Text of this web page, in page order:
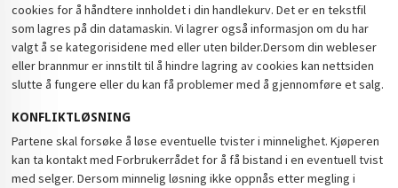
cookies for å håndtere innholdet i din handlekurv. Det er en tekstfil
som lagres på din datamaskin. Vi lagrer også informasjon om du har
valgt å se kategorisidene med eller uten bilder.Dersom din webleser
eller brannmur er innstilt til å hindre lagring av cookies kan nettsiden
slutte å fungere eller du kan få problemer med å gjennomføre et salg.
KONFLIKTLØSNING
Partene skal forsøke å løse eventuelle tvister i minnelighet. Kjøperen
kan ta kontakt med Forbrukerrådet for å få bistand i en eventuell tvist
med selger. Dersom minnelig løsning ikke oppnås etter megling i